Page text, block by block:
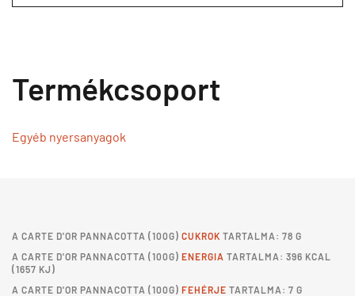
Termékcsoport
Egyéb nyersanyagok
A CARTE D'OR PANNACOTTA (100G) CUKROK TARTALMA: 78 G
A CARTE D'OR PANNACOTTA (100G) ENERGIA TARTALMA: 396 KCAL
(1657 KJ)
A CARTE D'OR PANNACOTTA (100G) FEHÉRJE TARTALMA: 7 G